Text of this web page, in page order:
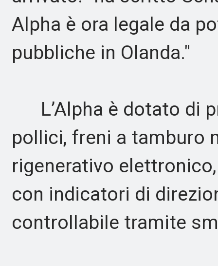
Alpha è ora legale da
pubbliche in Olanda."
L’Alpha è dotato di
pollici, freni a tamburo
rigenerativo
con indicatori di
controllabile tramite